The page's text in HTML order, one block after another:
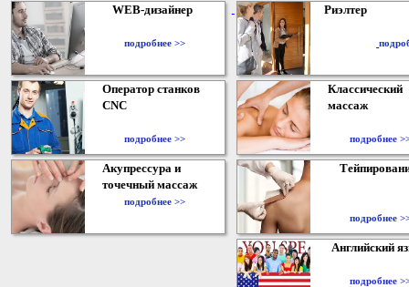
WEB-дизайнер
подробнее >>
Риэлтер
Оператор станков
CNC
подробнее >>
Классический
массаж
подробнее
Акупрессура и
точечный массаж
подробнее >>
подробнее
Английский
подробнее